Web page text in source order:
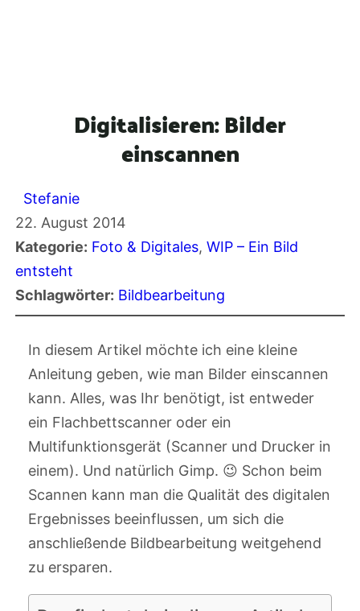
Digitalisieren: Bilder
einscannen
Stefanie
22. August 2014
Kategorie: Foto & Digitales, WIP – Ein Bild
entsteht
Schlagwörter: Bildbearbeitung
In diesem Artikel möchte ich eine kleine
Anleitung geben, wie man Bilder einscannen
kann. Alles, was Ihr benötigt, ist entweder
ein Flachbettscanner oder ein
Multifunktionsgerät (Scanner und Drucker in
einem). Und natürlich Gimp. 😉 Schon beim
Scannen kann man die Qualität des digitalen
Ergebnisses beeinflussen, um sich die
anschließende Bildbearbeitung weitgehend
zu ersparen.